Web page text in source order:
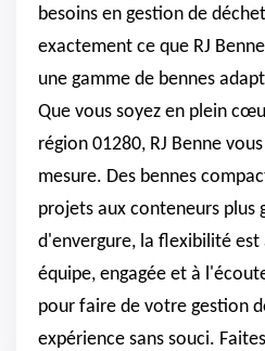
besoins en gestion de
exactement ce que RJ
une gamme de bennes
Que vous soyez en plein
région 01280, RJ Benne
mesure. Des bennes
projets aux conteneurs plus
d'envergure, la flexibilité
équipe, engagée et à
pour faire de votre gestion
expérience sans souci.